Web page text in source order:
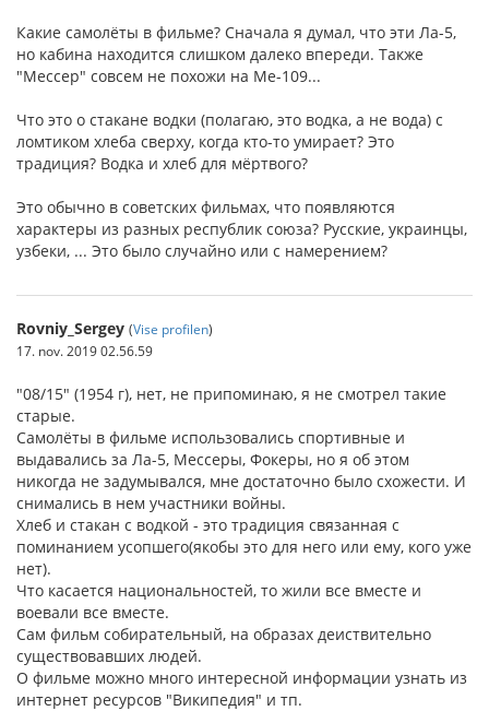
Какие самолёты в фильме? Сначала я думал, что эти Ла-5,
но кабина находится слишком далеко впереди. Также
"Мессер" совсем не похожи на Me-109...
Что это о стакане водки (полагаю, это водка, а не вода) с
ломтиком хлеба сверху, когда кто-то умирает? Это
традиция? Водка и хлеб для мёртвого?
Это обычно в советских фильмах, что появляются
характеры из разных республик союза? Русские, украинцы,
узбеки, ... Это было случайно или с намерением?
Rovniy_Sergey (Vise profilen)
17. nov. 2019 02.56.59
"08/15" (1954 г), нет, не припоминаю, я не смотрел такие
старые.
Самолёты в фильме использовались спортивные и
выдавались за Ла-5, Мессеры, Фокеры, но я об этом
никогда не задумывался, мне достаточно было схожести. И
снимались в нем участники войны.
Хлеб и стакан с водкой - это традиция связанная с
поминанием усопшего(якобы это для него или ему, кого уже
нет).
Что касается национальностей, то жили все вместе и
воевали все вместе.
Сам фильм собирательный, на образах деиствительно
существовавших людей.
О фильме можно много интересной информации узнать из
интернет ресурсов "Википедия" и тп.